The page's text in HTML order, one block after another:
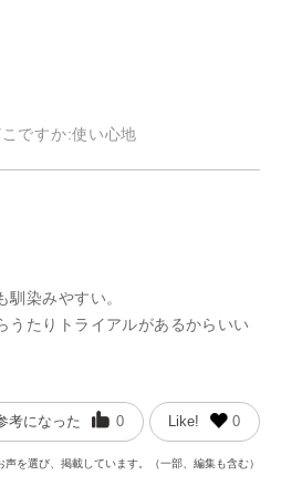
ですか:使い心地
染みやすい。
うたりトライアルがあるからいい
考になった 0 Like! 0
を選び、掲載しています。（一部、編集も含む）